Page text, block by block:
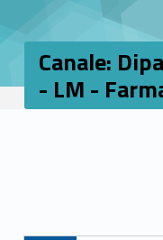
Canale:
- LM -